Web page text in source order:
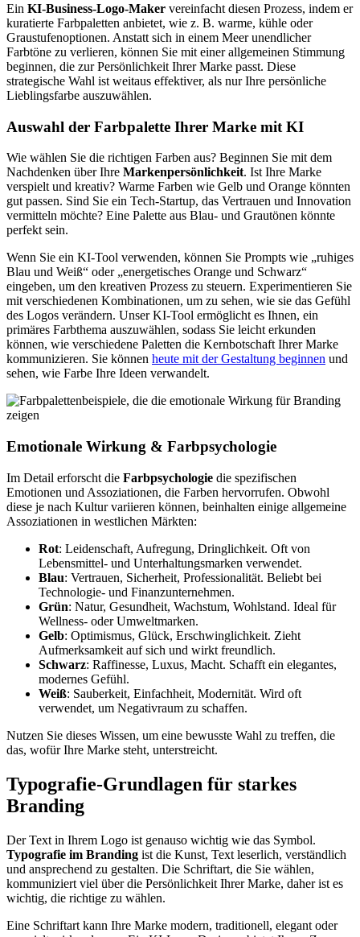
Ein KI-Business-Logo-Maker vereinfacht diesen Prozess, indem er
kuratierte Farbpaletten anbietet, wie z. B. warme, kühle oder
Graustufenoptionen. Anstatt sich in einem Meer unendlicher
Farbtöne zu verlieren, können Sie mit einer allgemeinen Stimmung
beginnen, die zur Persönlichkeit Ihrer Marke passt. Diese
strategische Wahl ist weitaus effektiver, als nur Ihre persönliche
Lieblingsfarbe auszuwählen.
Auswahl der Farbpalette Ihrer Marke mit KI
Wie wählen Sie die richtigen Farben aus? Beginnen Sie mit dem
Nachdenken über Ihre Markenpersönlichkeit. Ist Ihre Marke
verspielt und kreativ? Warme Farben wie Gelb und Orange könnten
gut passen. Sind Sie ein Tech-Startup, das Vertrauen und Innovation
vermitteln möchte? Eine Palette aus Blau- und Grautönen könnte
perfekt sein.
Wenn Sie ein KI-Tool verwenden, können Sie Prompts wie „ruhiges
Blau und Weiß“ oder „energetisches Orange und Schwarz“
eingeben, um den kreativen Prozess zu steuern. Experimentieren Sie
mit verschiedenen Kombinationen, um zu sehen, wie sie das Gefühl
des Logos verändern. Unser KI-Tool ermöglicht es Ihnen, ein
primäres Farbthema auszuwählen, sodass Sie leicht erkunden
können, wie verschiedene Paletten die Kernbotschaft Ihrer Marke
kommunizieren. Sie können heute mit der Gestaltung beginnen und
sehen, wie Farbe Ihre Ideen verwandelt.
Emotionale Wirkung & Farbpsychologie
Im Detail erforscht die Farbpsychologie die spezifischen
Emotionen und Assoziationen, die Farben hervorrufen. Obwohl
diese je nach Kultur variieren können, beinhalten einige allgemeine
Assoziationen in westlichen Märkten:
Rot: Leidenschaft, Aufregung, Dringlichkeit. Oft von
Lebensmittel- und Unterhaltungsmarken verwendet.
Blau: Vertrauen, Sicherheit, Professionalität. Beliebt bei
Technologie- und Finanzunternehmen.
Grün: Natur, Gesundheit, Wachstum, Wohlstand. Ideal für
Wellness- oder Umweltmarken.
Gelb: Optimismus, Glück, Erschwinglichkeit. Zieht
Aufmerksamkeit auf sich und wirkt freundlich.
Schwarz: Raffinesse, Luxus, Macht. Schafft ein elegantes,
modernes Gefühl.
Weiß: Sauberkeit, Einfachheit, Modernität. Wird oft
verwendet, um Negativraum zu schaffen.
Nutzen Sie dieses Wissen, um eine bewusste Wahl zu treffen, die
das, wofür Ihre Marke steht, unterstreicht.
Typografie-Grundlagen für starkes
Branding
Der Text in Ihrem Logo ist genauso wichtig wie das Symbol.
Typografie im Branding ist die Kunst, Text leserlich, verständlich
und ansprechend zu gestalten. Die Schriftart, die Sie wählen,
kommuniziert viel über die Persönlichkeit Ihrer Marke, daher ist es
wichtig, die richtige zu wählen.
Eine Schriftart kann Ihre Marke modern, traditionell, elegant oder